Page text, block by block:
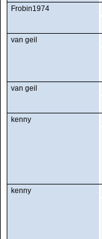
Frobin1974
van geil
van geil
kenny
kenny